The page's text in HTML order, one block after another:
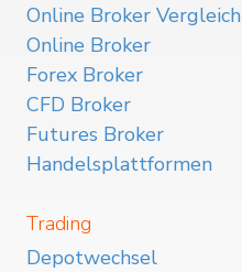
Online Broker Vergleich
Online Broker
Forex Broker
CFD Broker
Futures Broker
Handelsplattformen
Trading
Depotwechsel